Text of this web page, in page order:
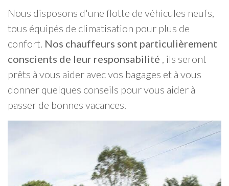
Nous disposons d'une flotte de véhicules neufs,
tous équipés de climatisation pour plus de
confort. Nos chauffeurs sont particulièrement
conscients de leur responsabilité , ils seront
prêts à vous aider avec vos bagages et à vous
donner quelques conseils pour vous aider à
passer de bonnes vacances.